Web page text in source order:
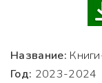
Название:
Год: 2023-2024